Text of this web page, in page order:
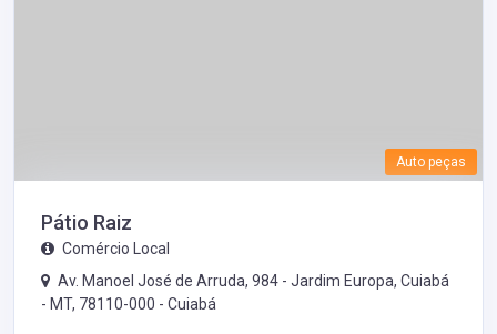
Auto peças
Pátio Raiz
Comércio Local
Av. Manoel José de Arruda, 984 - Jardim Europa, Cuiabá
- MT, 78110-000 - Cuiabá